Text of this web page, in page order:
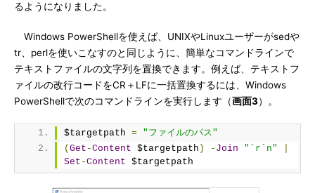
るようになりました。
Windows PowerShellを使えば、UNIXやLinuxユーザーがsedや
tr、perlを使いこなすのと同じように、簡単なコマンドラインで
テキストファイルの文字列を置換できます。例えば、テキストフ
ァイルの改行コードをCR＋LFに一括置換するには、Windows
PowerShellで次のコマンドラインを実行します（画面3）。
$targetpath =
"ファイルのパス"
( Get -Content $targetpath ) - Join "`r`n"
Set -Content $targetpath